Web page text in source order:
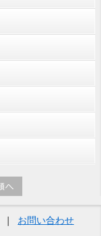
お問い合わせ